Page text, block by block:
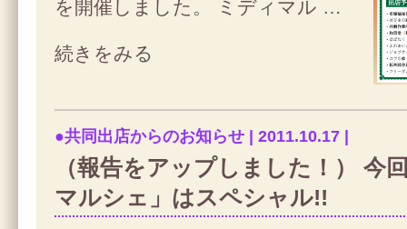
を開催しました。 ミディマル …
続きをみる
●共同出店からのお知らせ | 2011.10.17 |
（報告をアップしました！） 今
マルシェ」はスペシャル!!